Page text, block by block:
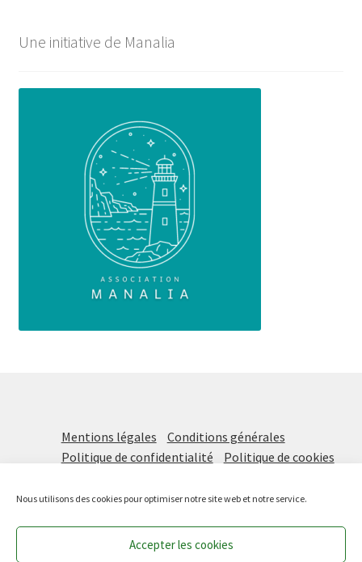
Nous utilisons des cookies pour optimiser notre site web et notre service.
Accepter les cookies
Prochaine distribution vendredi 21 août DE 16H à 18H !
Une initiative de Manalia
Mentions légales
Conditions générales
Politique de confidentialité
Politique de cookies